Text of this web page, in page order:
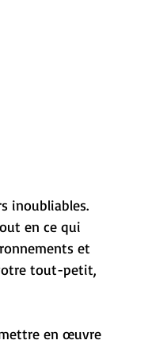
inoubliables.
en ce qui
et
tout-petit,
en œuvre